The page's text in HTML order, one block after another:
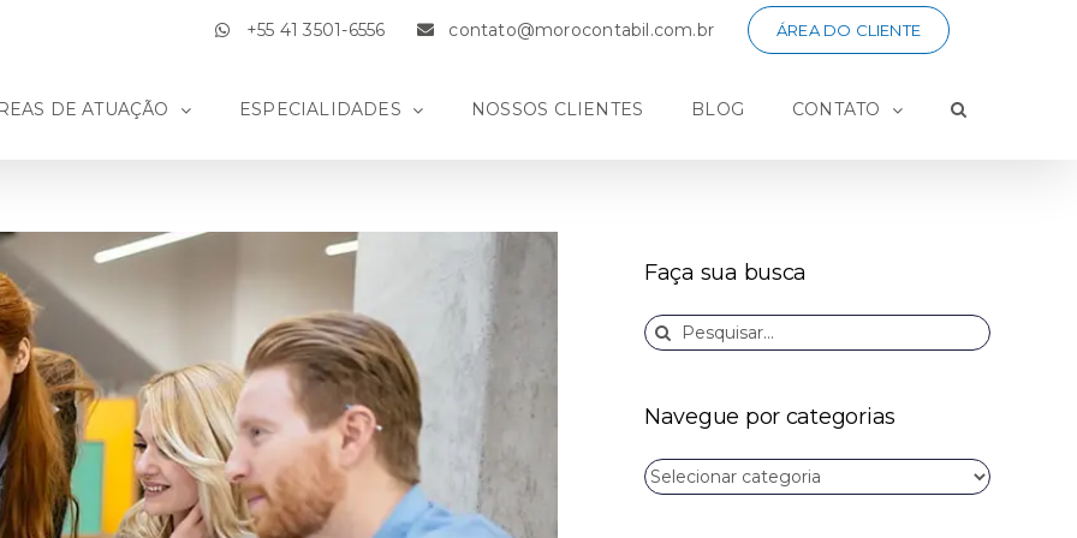
+55 41 3501-6556 contato@morocontabil.com.br ÁREA DO CLIENTE
DE ATUAÇÃO ESPECIALIDADES NOSSOS CLIENTES BLOG CONTATO
Faça sua busca
Buscar
resultados
Navegue por categorias
Navegue
por